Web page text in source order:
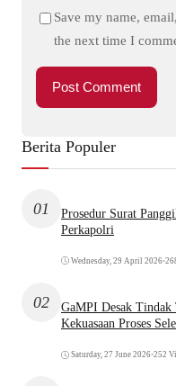
Save my name,
the next time I
Berita Populer
01
Prosedur Surat
Perkapolri
Wednesday, 29 April 2026•
02
GaMPI Desak Tindak
Kekuasaan Proses
Saturday, 27 June 2026•252